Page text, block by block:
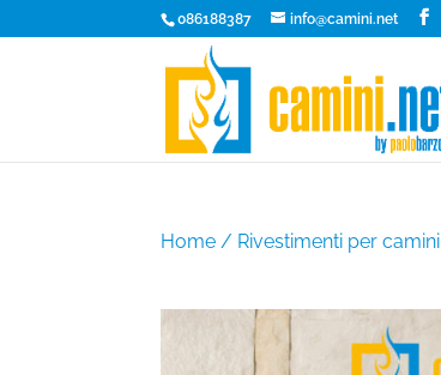
086188387 info@camini.net
Home / Rivestimenti per camini